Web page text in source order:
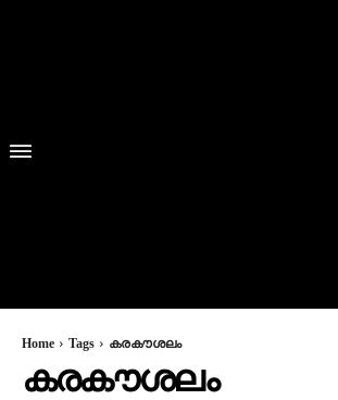
Home Tags കരകൗശലം
കരകൗശലം